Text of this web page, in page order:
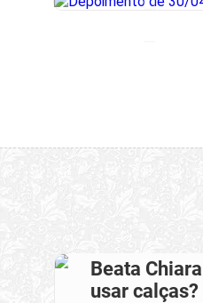
Beata
usar calças?